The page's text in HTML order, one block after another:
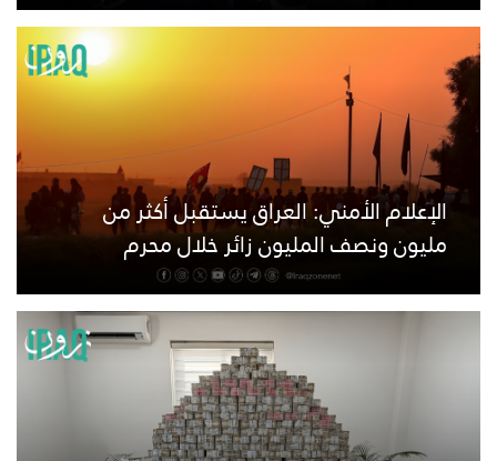
الإعلام الأمني: العراق يستقبل أكثر من
مليون ونصف المليون زائر خلال محرم